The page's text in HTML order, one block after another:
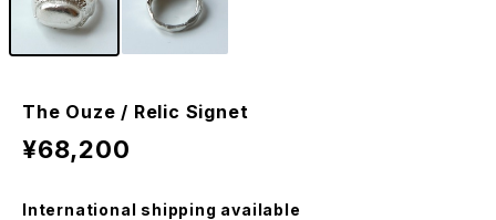
The Ouze / Relic Signet
¥68,200
International shipping available